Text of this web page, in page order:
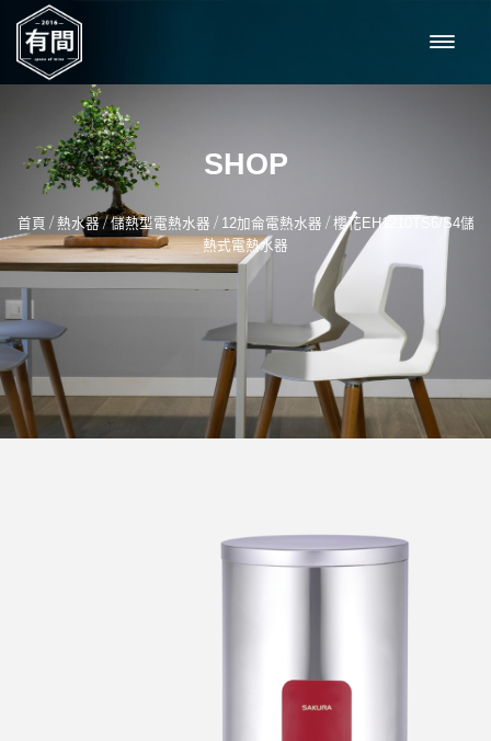
SHOP
首頁 / 熱水器/儲熱型電熱水器 / 12加侖電熱水器 / 櫻花EH1210TS6/S4儲
熱式電熱水器